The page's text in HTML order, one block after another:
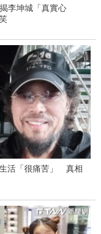
李坤城「真實心
活「很痛苦」 真相